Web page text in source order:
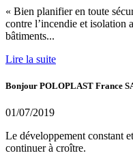
« Bien planifier en toute
contre l’incendie et isolation
bâtiments...
Lire la suite
Bonjour POLOPLAST France
01/07/2019
Le développement constant
continuer à croître.